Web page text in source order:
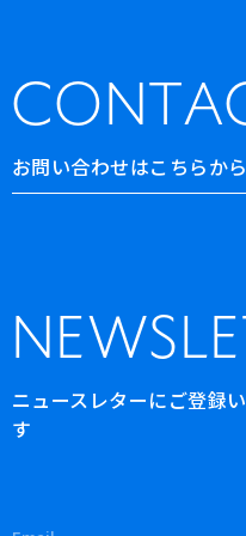
お問い合わせはこちらから
ニュースレターにご登録
す